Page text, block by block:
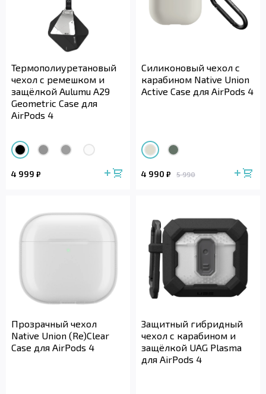
Термополиуретановый
чехол с ремешком и
защёлкой Aulumu A29
Geometric Case для
AirPods 4
4 999 ₽
Силиконовый чехол с
карабином Native Union
Active Case для AirPods 4
4 990 ₽ 5 990
Прозрачный чехол
Native Union (Re)Clear
Case для AirPods 4
Защитный гибридный
чехол с карабином и
защёлкой UAG Plasma
для AirPods 4